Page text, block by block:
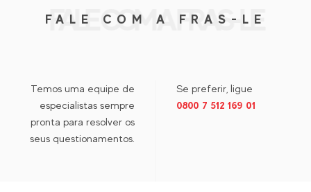
FALE COM A FRAS-LE
FALE COM A FRAS-LE
Temos uma equipe de
especialistas sempre
pronta para resolver os
seus questionamentos.
Se preferir, ligue
0800 7 512 169 01